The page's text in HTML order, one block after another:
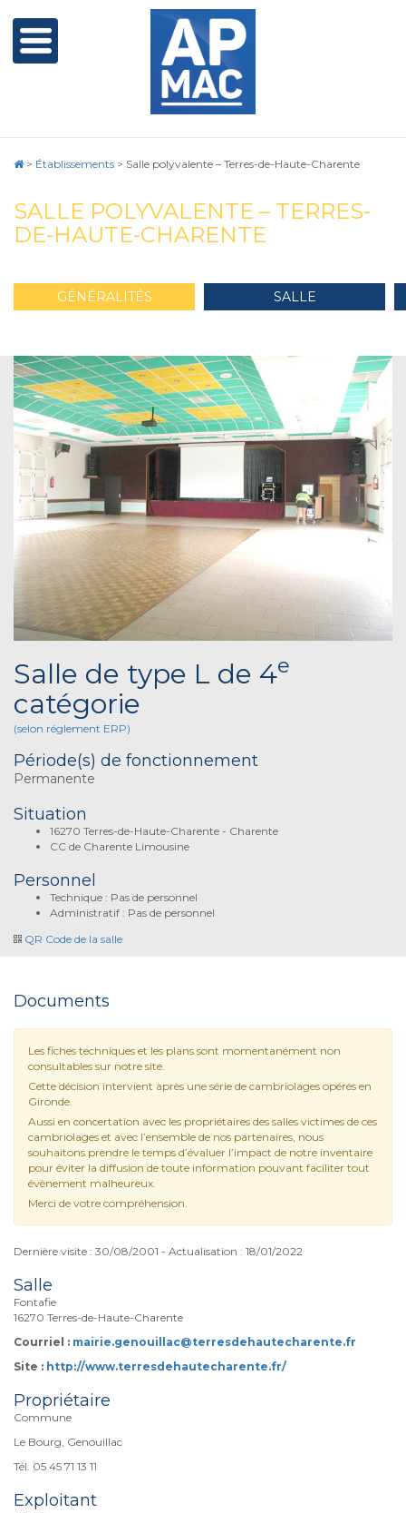
> Établissements > Salle polyvalente – Terres-de-Haute-Charente
SALLE POLYVALENTE – TERRES-
DE-HAUTE-CHARENTE
GÉNÉRALITÉS SALLE
Salle de type L de 4e
catégorie
(selon réglement ERP)
Période(s) de fonctionnement
Permanente
Situation
16270 Terres-de-Haute-Charente - Charente
CC de Charente Limousine
Personnel
Technique : Pas de personnel
Administratif : Pas de personnel
QR Code de la salle
Documents
Les fiches techniques et les plans sont momentanément non
consultables sur notre site.
Cette décision intervient après une série de cambriolages opérés en
Gironde.
Aussi en concertation avec les propriétaires des salles victimes de ces
cambriolages et avec l’ensemble de nos partenaires, nous
souhaitons prendre le temps d’évaluer l’impact de notre inventaire
pour éviter la diffusion de toute information pouvant faciliter tout
évènement malheureux.
Merci de votre compréhension.
Dernière visite : 30/08/2001 - Actualisation : 18/01/2022
Salle
Fontafie
16270 Terres-de-Haute-Charente
Courriel : mairie.genouillac@terresdehautecharente.fr
Site : http://www.terresdehautecharente.fr/
Propriétaire
Commune
Le Bourg, Genouillac
Tél. 05 45 71 13 11
Exploitant